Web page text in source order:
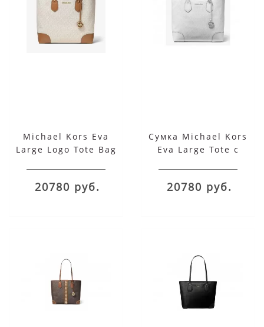
Michael Kors Eva
Large Logo Tote Bag
20780 руб.
Сумка Michael Kors
Eva Large Tote с
20780 руб.